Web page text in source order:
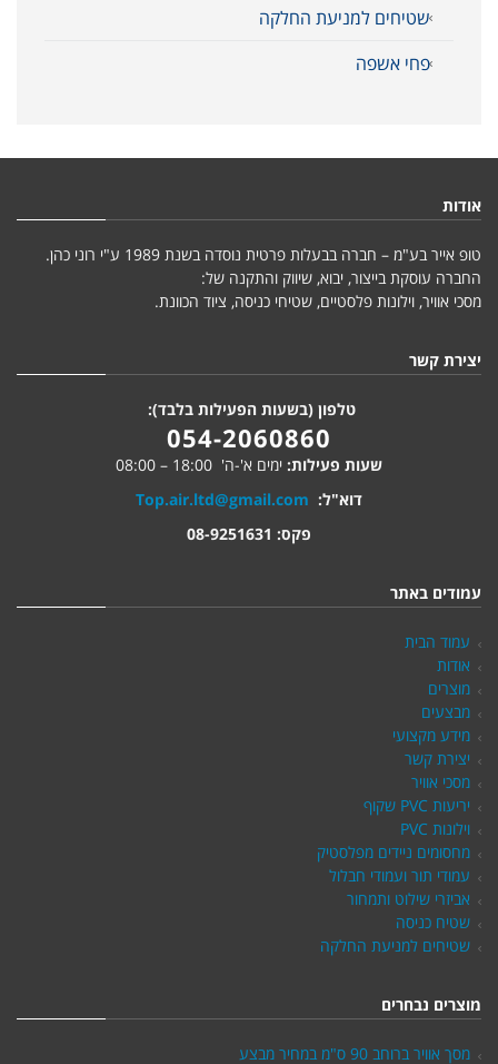
שטיחים למניעת החלקה
פחי אשפה
אודות
טופ אייר בע"מ – חברה בבעלות פרטית נוסדה בשנת 1989 ע"י רוני כהן.
החברה עוסקת בייצור, יבוא, שיווק והתקנה של:
מסכי אוויר, וילונות פלסטיים, שטיחי כניסה, ציוד הכוונת.
יצירת קשר
טלפון (בשעות הפעילות בלבד):
054-2060860
שעות פעילות: ימים א'-ה' 18:00 – 08:00
דוא"ל: Top.air.ltd@gmail.com
פקס: 08-9251631
עמודים באתר
עמוד הבית
אודות
מוצרים
מבצעים
מידע מקצועי
יצירת קשר
מסכי אוויר
יריעות PVC שקוף
וילונות PVC
מחסומים ניידים מפלסטיק
עמודי תור ועמודי חבלול
אביזרי שילוט ותמחור
שטיח כניסה
שטיחים למניעת החלקה
מוצרים נבחרים
מסך אוויר ברוחב 90 ס"מ במחיר מבצע